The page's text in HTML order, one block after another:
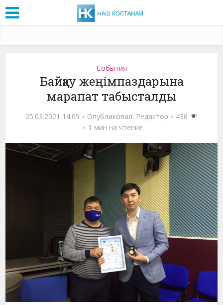
События
Байқау жеңімпаздарына
марапат табысталды
25.03.2021 14:09 Опубликовал: Редактор
436
1 мин на чтение